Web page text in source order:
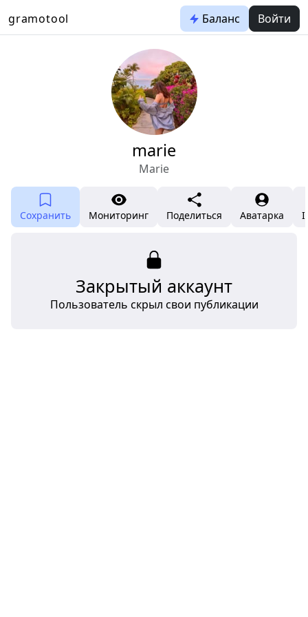
gramotool Баланс Войти
marie
Marie
Сохранить Мониторинг Поделиться Аватарка
Закрытый аккаунт
Пользователь скрыл свои публикации